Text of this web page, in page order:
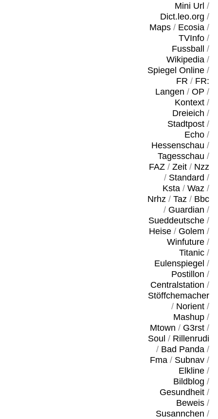
Mini Url /
Dict.leo.org /
Maps/ Ecosia/
TVInfo/
Fussball
/
Wikipedia/
Spiegel Online/
FR / FR:
Langen / OP /
Kontext/
Dreieich /
Stadtpost/
Echo/
Hessenschau /
Tagesschau /
FAZ/ Zeit/ Nzz
/ Standard /
Ksta/ Waz/
Nrhz/ Taz/ Bbc
/ Guardian /
Sueddeutsche/
Heise/ Golem /
Winfuture/
Titanic/
Eulenspiegel /
Postillon /
Centralstation /
Stöffchemacher
/ Norient/
Mashup/
Mtown / G3rst/
Soul / Rillenrudi
/ Bad Panda/
Fma/ Subnav/
Elkline/
Bildblog /
Gesundheit/
Beweis/
Susannchen /